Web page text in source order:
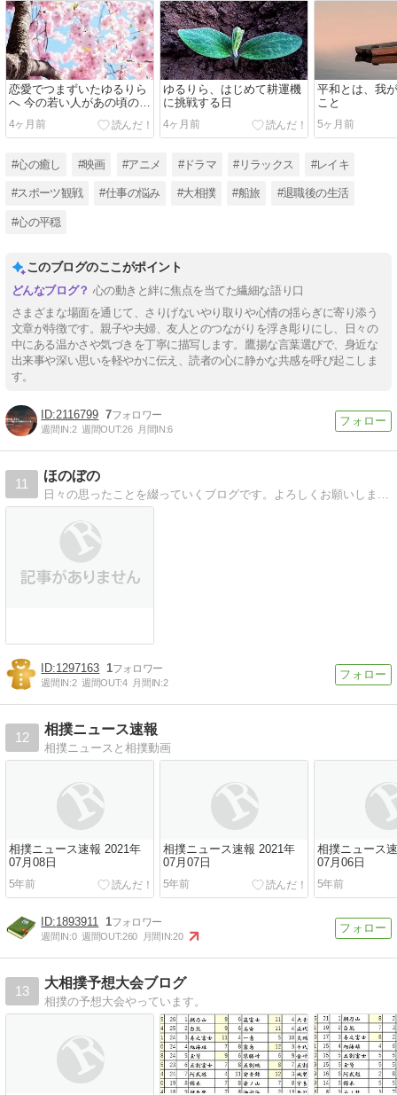
恋愛でつまずいたゆるりら
へ 今の若い人があの頃の苦
しさを代弁してくれます
4ヶ月前
ゆるりら、はじめて耕運機
に挑戦する日
4ヶ月前
平和とは、我
こと
5ヶ月前
#心の癒し #映画 #アニメ #ドラマ #リラックス #レイキ
#スポーツ観戦 #仕事の悩み #大相撲 #船旅 #退職後の生活
#心の平穏
このブログのここがポイント
心の動きと絆に焦点を当てた繊細な語り口
さまざまな場面を通じて、さりげないやり取りや心情の揺らぎに寄り添う
文章が特徴です。親子や夫婦、友人とのつながりを浮き彫りにし、日々の
中にある温かさや気づきを丁寧に描写します。鷹揚な言葉選びで、身近な
出来事や深い思いを軽やかに伝え、読者の心に静かな共感を呼び起こしま
す。
2116799 7
週間IN:2 週間OUT:26 月間IN:6
11
ほのぼの
日々の思ったことを綴っていくブログです。よろしくお願いします。
1297163 1
週間IN:2 週間OUT:4 月間IN:2
12
相撲ニュース速報
相撲ニュースと相撲動画
相撲ニュース速報 2021年
07月08日
5年前
相撲ニュース速報 2021年
07月07日
5年前
相撲ニュース
07月06日
5年前
1893911 1
週間IN:0 週間OUT:260 月間IN:20
13
大相撲予想大会ブログ
相撲の予想大会やっています。